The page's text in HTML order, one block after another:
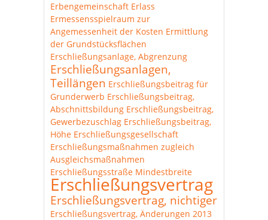
Erbengemeinschaft Erlass
Ermessensspielraum zur
Angemessenheit der Kosten Ermittlung
der Grundstücksflächen
Erschließungsanlage, Abgrenzung
Erschließungsanlagen,
Teillängen Erschließungsbeitrag für
Grunderwerb Erschließungsbeitrag,
Abschnittsbildung Erschließungsbeitrag,
Gewerbezuschlag Erschließungsbeitrag,
Höhe Erschließungsgesellschaft
Erschließungsmaßnahmen zugleich
Ausgleichsmaßnahmen
Erschließungsstraße Mindestbreite
Erschließungsvertrag
Erschließungsvertrag, nichtiger
Erschließungsvertrag, Änderungen 2013